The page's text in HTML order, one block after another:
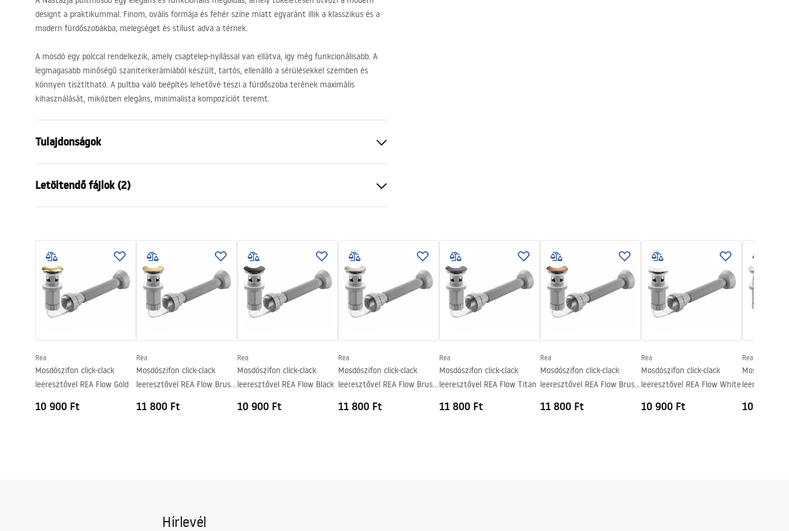
designt a praktikummal. Finom, ovális formája és fehér színe miatt egyaránt illik a klasszikus és a
modern fürdőszobákba, melegséget és stílust adva a térnek.
A mosdó egy polccal rendelkezik, amely csaptelep-nyílással van ellátva, így még funkcionálisabb. A
legmagasabb minőségű szaniterkerámiából készült, tartós, ellenálló a sérülésekkel szemben és
könnyen tisztítható. A pultba való beépítés lehetővé teszi a fürdőszoba terének maximális
kihasználását, miközben elegáns, minimalista kompozíciót teremt.
Tulajdonságok
Anyag
Szín
Fehér
Szélesség
mm
Magasság
105
mm
Mélység
Csaptelep szerelési lyuk
Igen
Túlfolyónyílás
Letöltendő fájlok (2)
Warranty_Terms_and_Conditions_
Basins_-_5.pdf
Rea
Mosdószifon click-clack
leeresztővel REA Flow Gold
10 900 Ft
Rea
Mosdószifon click-clack
leeresztővel REA Flow Brush
11 800 Ft
Rea
Mosdószifon click-clack
leeresztővel REA Flow Black
10 900 Ft
Rea
Mosdószifon click-clack
leeresztővel REA Flow Brush
11 800 Ft
Rea
Mosdószifon click-clack
leeresztővel REA Flow Titan
11 800 Ft
Rea
Mosdószifon click-clack
leeresztővel REA Flow Brush
11 800 Ft
Rea
Mosdószifon click-clack
leeresztővel REA Flow White
10 900 Ft
Rea
Mosdószifon
leeresztővel
10 800 Ft
Hírlevél